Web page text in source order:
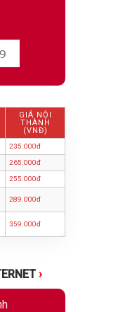
GIÁ NỘI
THÀNH
(VNĐ)
235.000đ
265.000đ
255.000đ
289.000đ
359.000đ
›